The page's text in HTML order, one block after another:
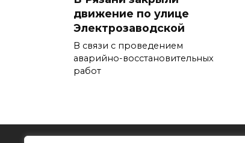
движение по улице
Электрозаводской
В связи с проведением
аварийно-восстановительных
работ